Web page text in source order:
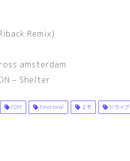
Remix)
amsterdam
– Shelter
EDM Emotional エモ ドライブ